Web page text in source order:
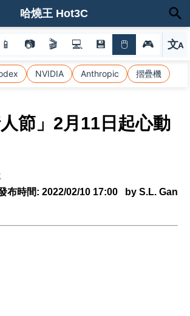
📱 📷 🎬 💻 💾 🖱 🎮 文A
選
NVIDIA Anthropic 摺疊機
哈燒王 Hot3C
人節」2月11日起心動
布時間: 2022/02/10 17:00 by S.L. Gan